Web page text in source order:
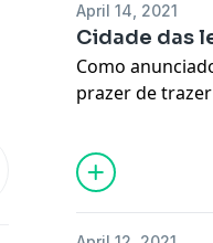
April 14, 2021
Cidade das
Como
prazer de
que nasceu
Cidade das
transitam entre